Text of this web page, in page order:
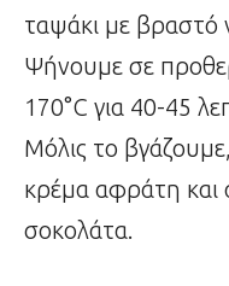
ταψάκι με βραστό
Ψήνουμε σε
170°C για 40-45
Μόλις το
κρέμα αφράτη
σοκολάτα.